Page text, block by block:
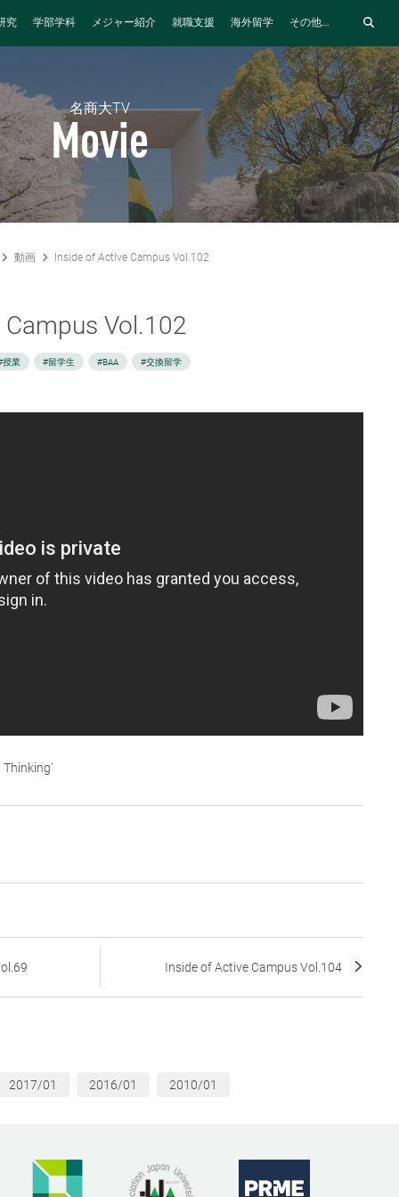
究 学部学科 メジャー紹介 就職支援 海外留学 その他...
名商大TV
Movie
動画 Inside of Active Campus Vol.102
Vol.102
授業 #留学生 #BAA #交換留学
Thinking'
Inside of Active Campus Vol.104
2017/01 2016/01 2010/01